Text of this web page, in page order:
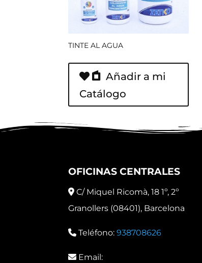
TINTE AL AGUA
Añadir a mi
Catálogo
OFICINAS CENTRALES
C/ Miquel Ricomà, 18 1º, 2º
Granollers (08401), Barcelona
Teléfono: 938708626
Email: